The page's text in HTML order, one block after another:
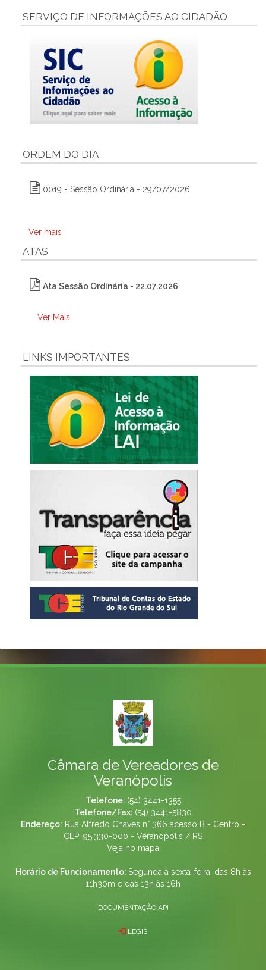
SERVIÇO DE INFORMAÇÕES AO CIDADÃO
ORDEM DO DIA
0019 - Sessão Ordinária - 29/07/2026
Ver mais
ATAS
Ata Sessão Ordinária - 22.07.2026
Ver Mais
LINKS IMPORTANTES
Câmara de Vereadores de
Veranópolis
Telefone: (54) 3441-1355
Telefone/Fax: (54) 3441-5830
Endereço: Rua Alfredo Chaves n° 366 acesso B - Centro -
CEP: 95.330-000 - Veranópolis / RS
Veja no mapa
Horário de Funcionamento: Segunda à sexta-feira, das 8h às
11h30m e das 13h às 16h
DOCUMENTAÇÃO API
LEGIS